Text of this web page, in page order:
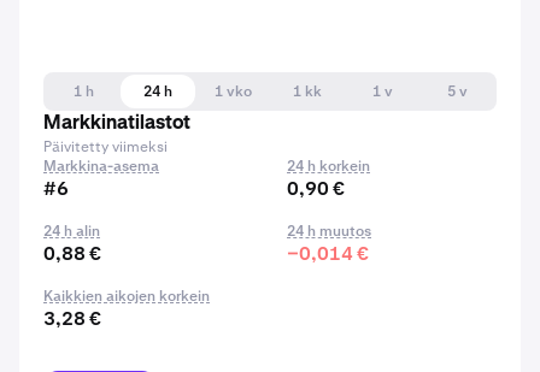
1 h 24 h 1 vko 1 kk 1 v
5 v
Markkinatilastot
Päivitetty viimeksi
Markkina-asema
#6
24 h korkein
0,90 €
24 h alin
0,88 €
24 h muutos
−0,014 €
Kaikkien aikojen korkein
3,28 €